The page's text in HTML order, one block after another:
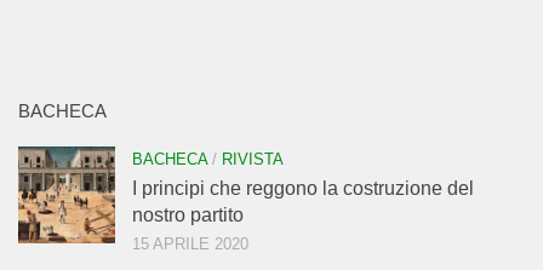
BACHECA
BACHECA/ RIVISTA
I principi che reggono la costruzione del
nostro partito
15 APRILE 2020